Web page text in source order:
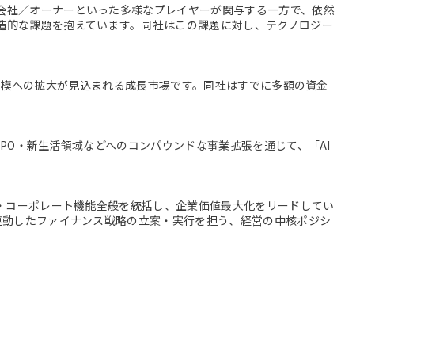
／オーナーといった多様なプレイヤーが関与する一方で、依然
な課題を抱えています。同社はこの課題に対し、テクノロジー
の拡大が見込まれる成長市場です。同社はすでに多額の資金
新生活領域などへのコンパウンドな事業拡張を通じて、「AI
ーポレート機能全般を統括し、企業価値最大化をリードしてい
したファイナンス戦略の立案・実行を担う、経営の中核ポジシ